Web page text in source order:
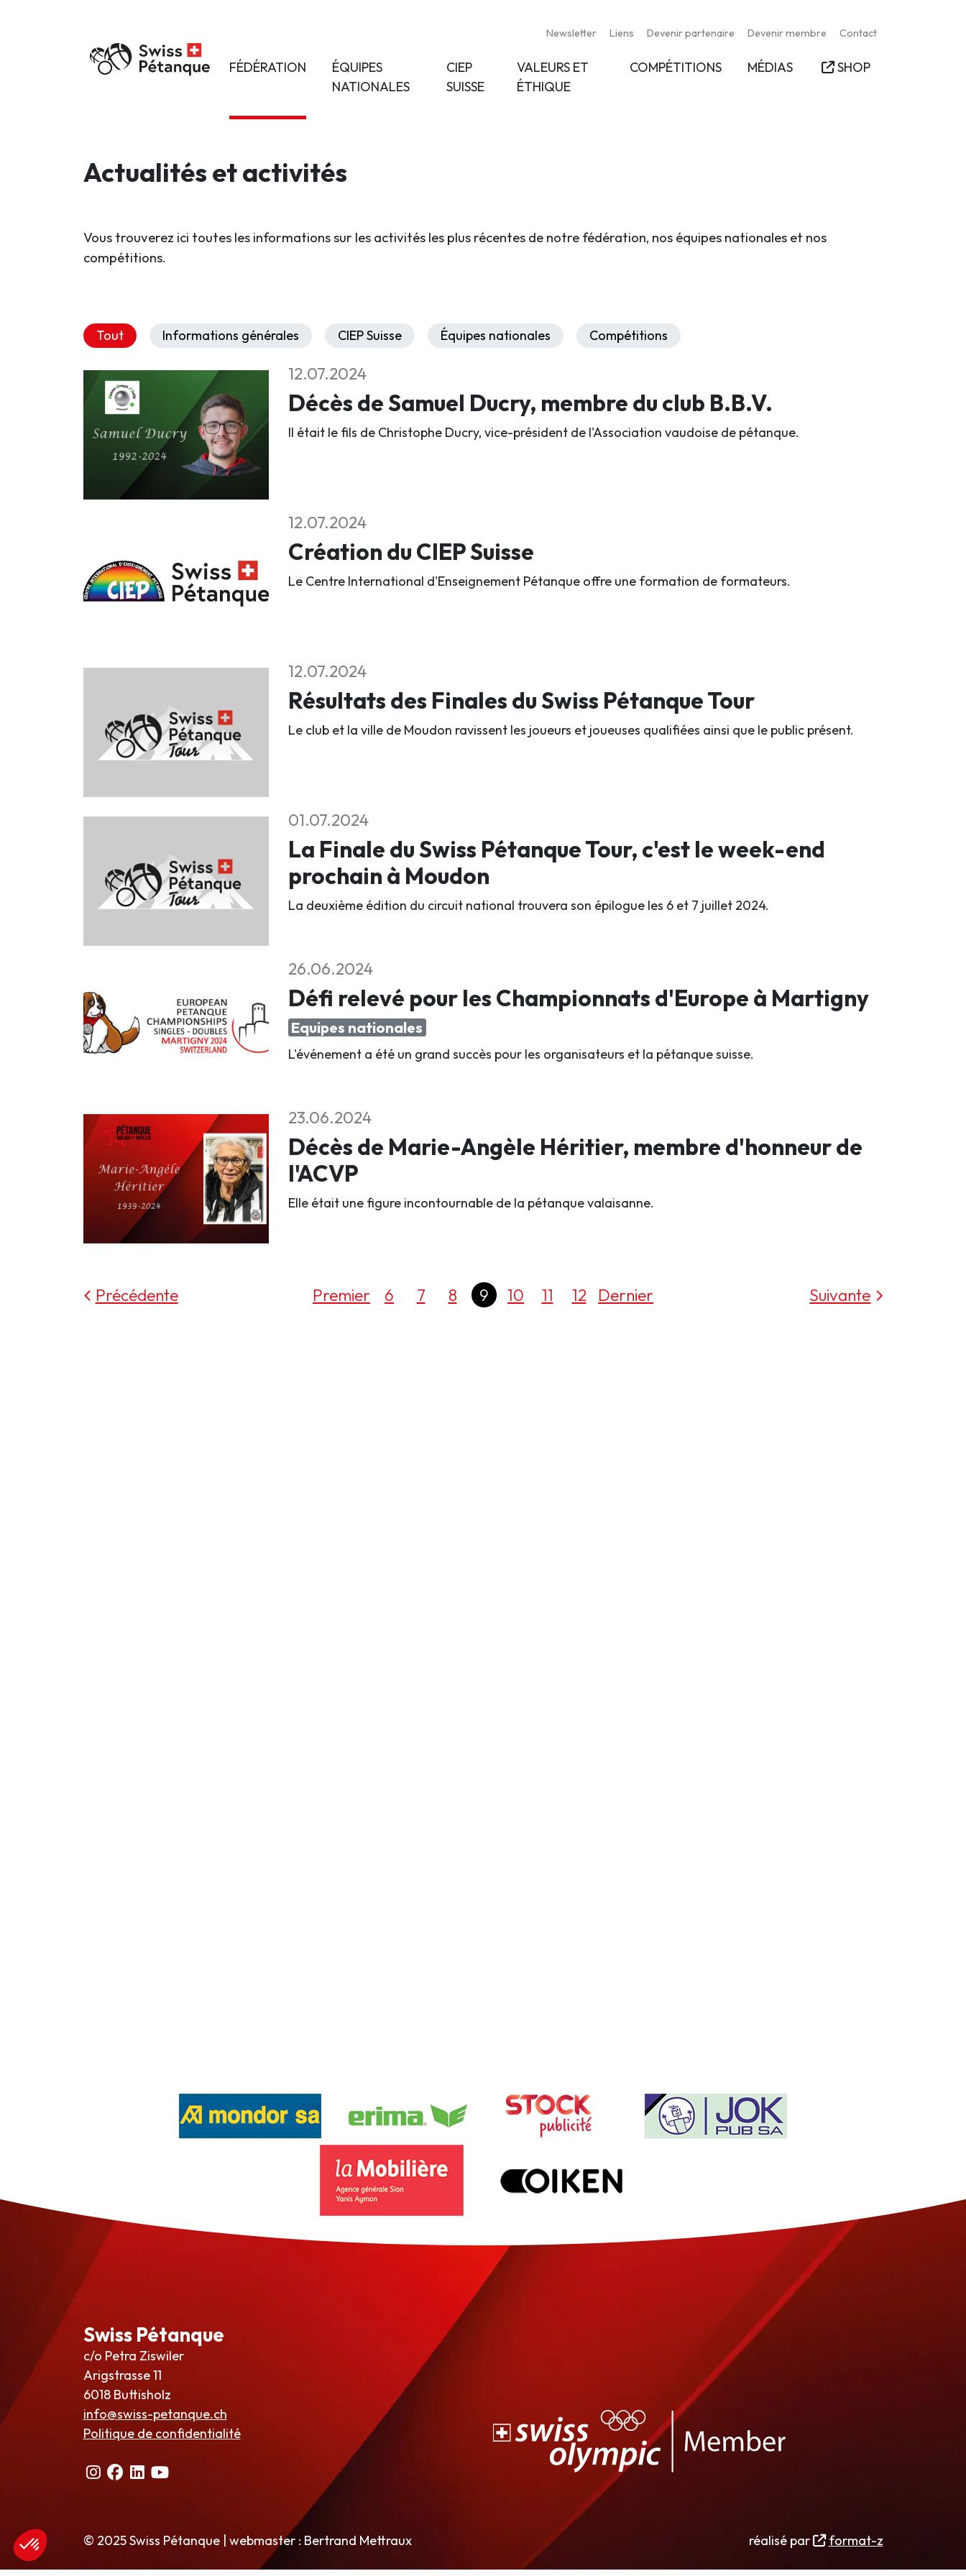
Newsletter Liens Devenir partenaire Devenir membre Contact
FÉDÉRATION
ÉQUIPES
NATIONALES
CIEP
SUISSE
VALEURS ET
ÉTHIQUE
COMPÉTITIONS MÉDIAS SHOP
Actualités et activités
Vous trouverez ici toutes les informations sur les activités les plus récentes de notre fédération, nos équipes nationales et nos
compétitions.
Tout Informations générales CIEP Suisse Équipes nationales Compétitions
12.07.2024
Décès de Samuel Ducry, membre du club B.B.V.
Il était le fils de Christophe Ducry, vice-président de l'Association vaudoise de pétanque.
12.07.2024
Création du CIEP Suisse
Le Centre International d'Enseignement Pétanque offre une formation de formateurs.
12.07.2024
Résultats des Finales du Swiss Pétanque Tour
Le club et la ville de Moudon ravissent les joueurs et joueuses qualifiées ainsi que le public présent.
01.07.2024
La Finale du Swiss Pétanque Tour, c'est le week-end
prochain à Moudon
La deuxième édition du circuit national trouvera son épilogue les 6 et 7 juillet 2024.
26.06.2024
Défi relevé pour les Championnats d'Europe à Martigny
Equipes nationales
L'événement a été un grand succès pour les organisateurs et la pétanque suisse.
23.06.2024
Décès de Marie-Angèle Héritier, membre d'honneur de
l'ACVP
Elle était une figure incontournable de la pétanque valaisanne.
Précédente Premier 6 7 8 9 10 11 12 Dernier Suivante
Swiss Pétanque
c/o Petra Ziswiler
Arigstrasse 11
6018 Buttisholz
info@swiss-petanque.ch
Politique de confidentialité
© 2025 Swiss Pétanque | webmaster : Bertrand Mettraux réalisé par format-z